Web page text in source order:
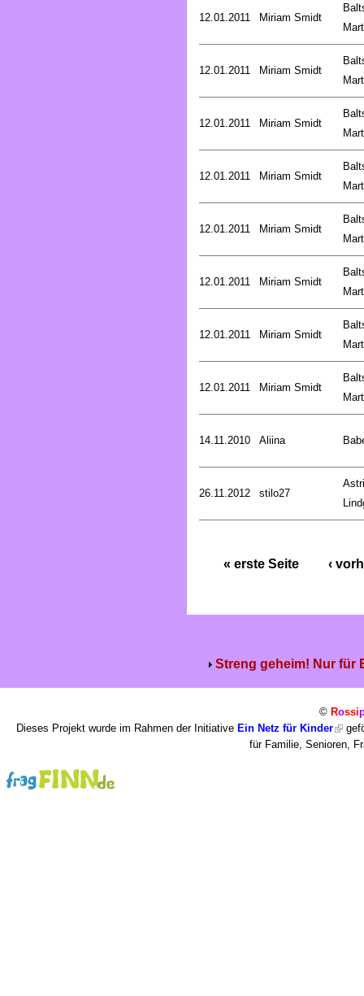
12.01.2011 Miriam Smidt
12.01.2011 Miriam Smidt
12.01.2011 Miriam Smidt
12.01.2011 Miriam Smidt
12.01.2011 Miriam Smidt
12.01.2011 Miriam Smidt
12.01.2011 Miriam Smidt
12.01.2011 Miriam Smidt
14.11.2010 Aliina
26.11.2012 stilo27
« erste Seite ‹
Streng geheim! Nur für
© Rossi
Dieses Projekt wurde im Rahmen der Initiative Ein Netz für Kinder
für Familie, Senioren,